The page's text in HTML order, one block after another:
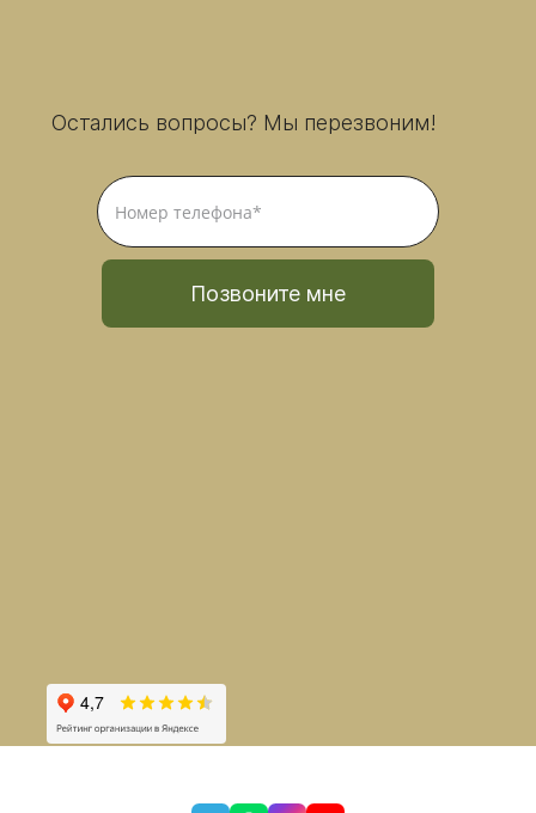
Остались вопросы? Мы перезвоним!
Позвоните мне